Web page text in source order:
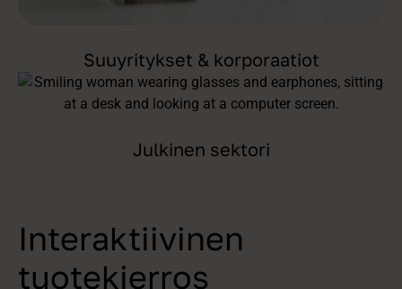
Suuyritykset & korporaatiot
Julkinen sektori
Interaktiivinen
tuotekierros